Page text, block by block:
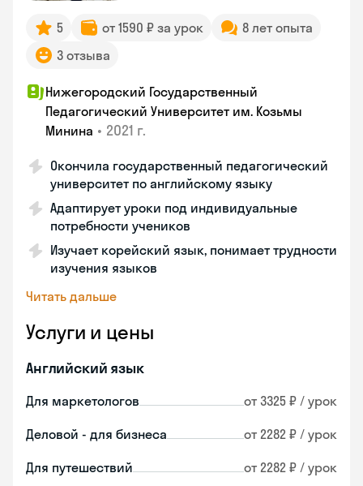
5 от 1590 ₽ за урок
8 лет опыта
3 отзыва
Нижегородский Государственный
Педагогический Университет им. Козьмы
Минина • 2021 г.
Окончила государственный педагогический
университет по английскому языку
Адаптирует уроки под индивидуальные
потребности учеников
Изучает корейский язык, понимает трудности
изучения языков
Читать дальше
Услуги и цены
Английский язык
Для маркетологов от 3325 ₽ / урок
Деловой - для бизнеса от 2282 ₽ / урок
Для путешествий от 2282 ₽ / урок